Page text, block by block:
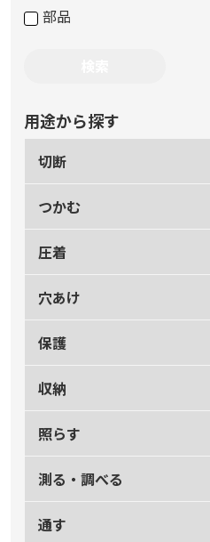
部品
用途から探す
切断
つかむ
圧着
穴あけ
保護
収納
照らす
測る・調べる
通す